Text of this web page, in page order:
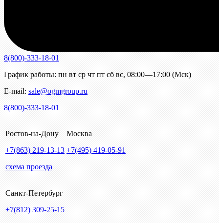
8(800)-333-18-01
График работы: пн вт ср чт пт сб вс, 08:00—17:00 (Мск)
E-mail: sale@ogmgroup.ru
8(800)-333-18-01
Ростов-на-Дону
+7(863) 219-13-13
схема проезда
Москва
+7(495) 419-05-91
Санкт-Петербург
+7(812) 309-25-15